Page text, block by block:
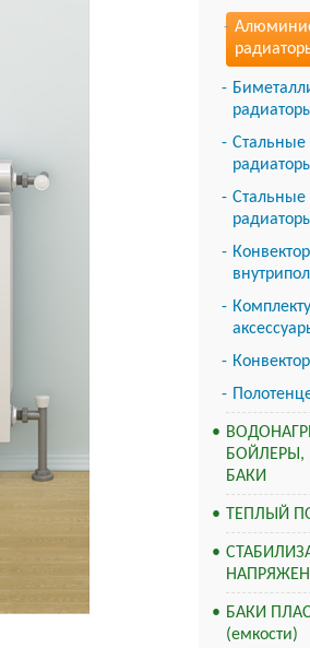
Стальные
БОЙЛЕРЫ,
БАКИ
ТЕПЛЫЙ
БАКИ
(емкости)